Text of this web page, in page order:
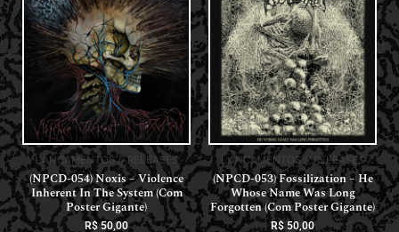
LANÇAMENTOS // RELEASES
(NPCD-054) Noxis – Violence
Inherent In The System (Com
Poster Gigante)
R$50,00
LANÇAMENTOS // RELEASES
(NPCD-053) Fossilization – He
Whose Name Was Long
Forgotten (Com Poster Gigante)
R$ 50,00